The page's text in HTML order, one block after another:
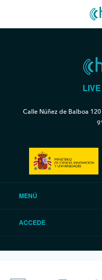
Calle Núñez de Balboa 120
MENÚ
ACCEDE